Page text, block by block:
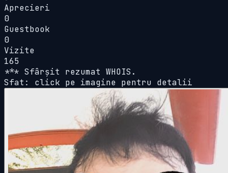
Aprecieri
0
Guestbook
0
Vizite
165
*** Sfârșit rezumat WHOIS.
Sfat: click pe imagine pentru detalii